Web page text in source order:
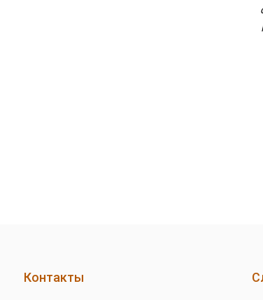
Контакты